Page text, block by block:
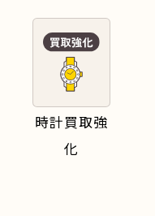
時計買取強
化